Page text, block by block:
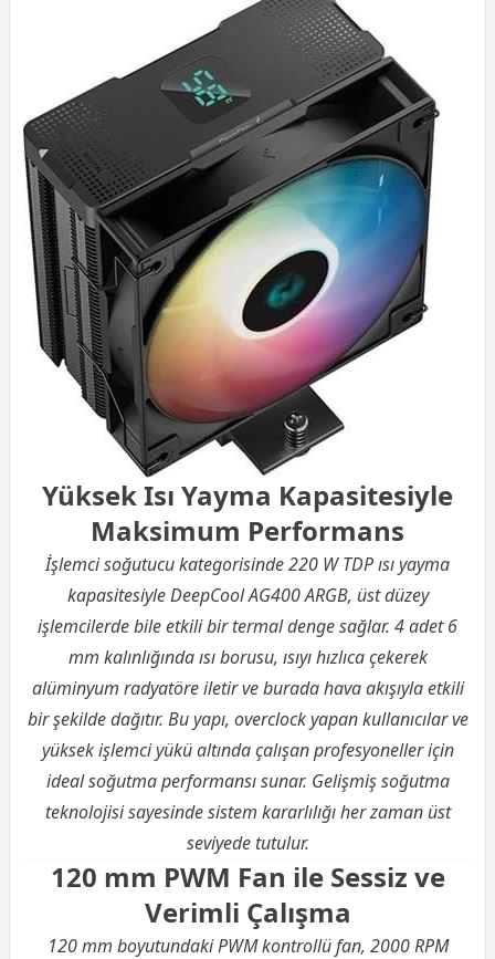
Yüksek Isı Yayma Kapasitesiyle
Maksimum Performans
İşlemci soğutucu kategorisinde 220 W TDP ısı yayma
kapasitesiyle DeepCool AG400 ARGB, üst düzey
işlemcilerde bile etkili bir termal denge sağlar. 4 adet 6
mm kalınlığında ısı borusu, ısıyı hızlıca çekerek
alüminyum radyatöre iletir ve burada hava akışıyla etkili
bir şekilde dağıtır. Bu yapı, overclock yapan kullanıcılar ve
yüksek işlemci yükü altında çalışan profesyoneller için
ideal soğutma performansı sunar. Gelişmiş soğutma
teknolojisi sayesinde sistem kararlılığı her zaman üst
seviyede tutulur.
120 mm PWM Fan ile Sessiz ve
Verimli Çalışma
120 mm boyutundaki PWM kontrollü fan, 2000 RPM